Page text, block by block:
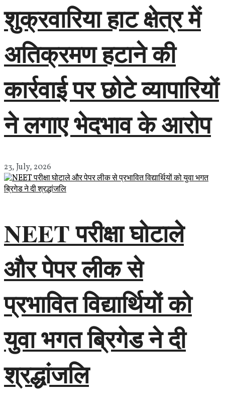
शुक्रवारिया हाट क्षेत्र में
अतिक्रमण हटाने की
कार्रवाई पर छोटे व्यापारियों
ने लगाए भेदभाव के आरोप
23, July, 2026
NEET परीक्षा घोटाले
और पेपर लीक से
प्रभावित विद्यार्थियों को
युवा भगत ब्रिगेड ने दी
श्रद्धांजलि